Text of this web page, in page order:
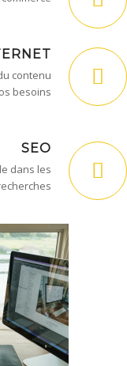
contenu
besoins
SEO
dans les